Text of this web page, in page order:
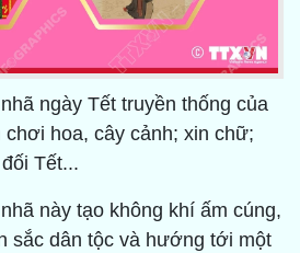
ngày Tết truyền thống của
hoa, cây cảnh; xin chữ;
Tết...
này tạo không khí ấm cúng,
sắc dân tộc và hướng tới một